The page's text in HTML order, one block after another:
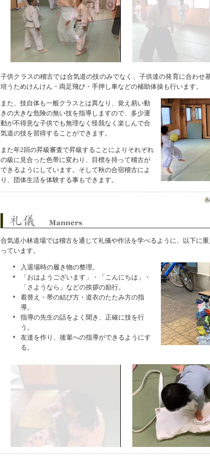
子供クラスの稽古では合気道の技のみでなく、子供達の発育に合わせ
培うためけんけん・両足飛び・手押し車などの補助体操も行います。
また、技自体も一般クラスとは異なり、覚え易い動
きの大きな危険の無い技を指導しますので、多少運
動が不得意な子供でも無理なく怪我なく楽しんで合
気道の技を習得することができます。
また年2回の昇級審査で昇級することによりそれぞれ
の級に見合った色帯に変わり、目標を持って稽古が
できるようにしています。そして秋の合宿稽古によ
り、団体生活を体験する事もできます。
合気道小林道場では稽古を通じて礼儀や作法を学べるように、以下に
っています。
入退場時の履き物の整理。
「おはようございます」・「こんにちは」・
「さようなら」などの挨拶の励行。
着替え・帯の結び方・道衣のたたみ方の指
導。
指導の先生の話をよく聞き、正確に技を行
う。
友達を作り、後輩への指導ができるようにす
る。